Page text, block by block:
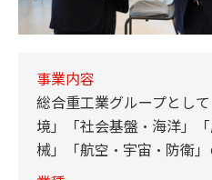
事業内容
総合重工業グループとし
境」「社会基盤・海洋」
械」「航空・宇宙・防衛